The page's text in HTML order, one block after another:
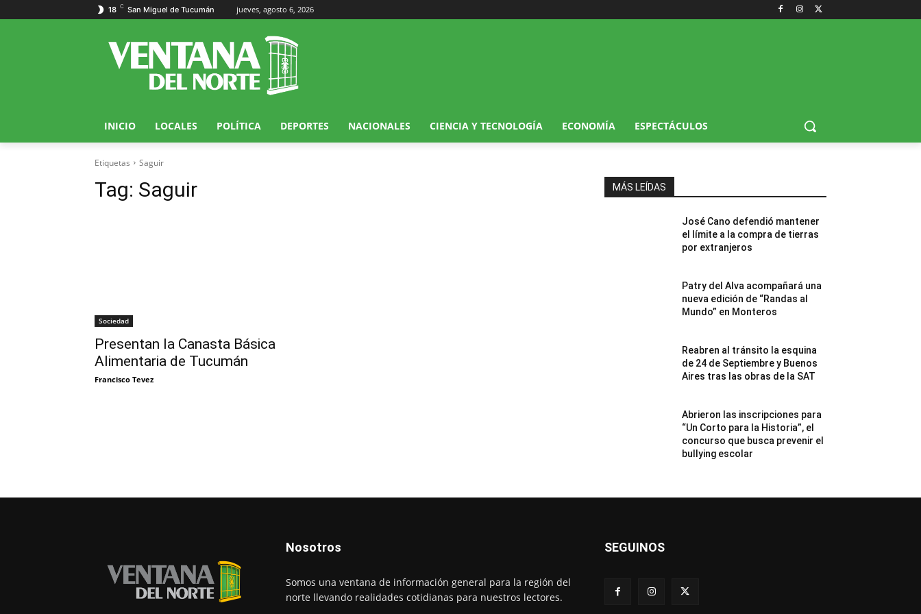
18 C San Miguel de Tucumán jueves, agosto 6, 2026
INICIO LOCALES POLÍTICA DEPORTES NACIONALES CIENCIA Y TECNOLOGÍA ECONOMÍA ESPECTÁCULOS
Etiquetas Saguir
Tag: Saguir
Sociedad
Presentan la Canasta Básica
Alimentaria de Tucumán
Francisco Tevez
MÁS LEÍDAS
José Cano defendió mantener
el límite a la compra de tierras
por extranjeros
Patry del Alva acompañará una
nueva edición de “Randas al
Mundo” en Monteros
Reabren al tránsito la esquina
de 24 de Septiembre y Buenos
Aires tras las obras de la SAT
Abrieron las inscripciones para
“Un Corto para la Historia”, el
concurso que busca prevenir el
bullying escolar
Nosotros
Somos una ventana de información general para la región del
norte llevando realidades cotidianas para nuestros lectores.
SEGUINOS